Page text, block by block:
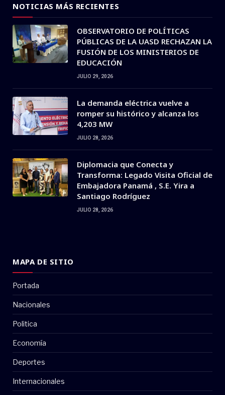
NOTICIAS MÁS RECIENTES
OBSERVATORIO DE POLÍTICAS
PÚBLICAS DE LA UASD RECHAZAN LA
FUSIÓN DE LOS MINISTERIOS DE
EDUCACIÓN
JULIO 29, 2026
La demanda eléctrica vuelve a
romper su histórico y alcanza los
4,203 MW
JULIO 28, 2026
Diplomacia que Conecta y
Transforma: Legado Visita Oficial de
Embajadora Panamá , S.E. Yira a
Santiago Rodríguez
JULIO 28, 2026
MAPA DE SITIO
Portada
Nacionales
Politica
Economía
Deportes
Internacionales